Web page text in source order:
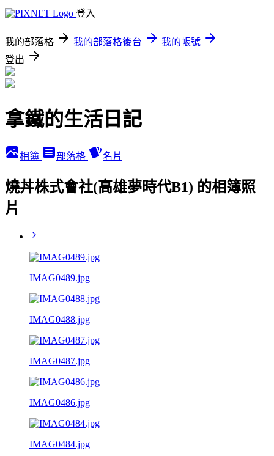
登入
我的部落格 我的部落格後台
我的帳號
登出
拿鐵的生活日記
相簿 部落格 名片
燒丼株式會社(高雄夢時代B1) 的相簿照
片
IMAG0489.jpg
IMAG0488.jpg
IMAG0487.jpg
IMAG0486.jpg
IMAG0484.jpg